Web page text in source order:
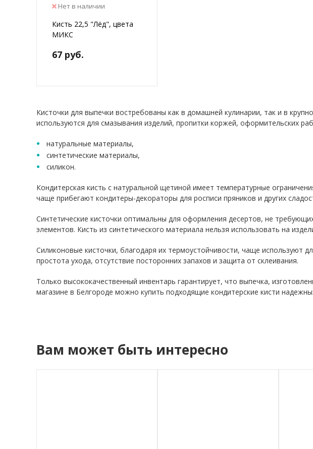
Нет в наличии
Кисть 22,5 "Лёд", цвета
МИКС
67 руб.
Кисточки для выпечки востребованы как в домашней кулинарии, так и в
используются для смазывания изделий, пропитки коржей, оформительских
натуральные материалы,
синтетические материалы,
силикон.
Кондитерская кисть с натуральной щетиной имеет температурные
чаще прибегают кондитеры-декораторы для росписи пряников и других
Синтетические кисточки оптимальны для оформления десертов, не
элементов. Кисть из синтетического материала нельзя использовать на
Силиконовые кисточки, благодаря их термоустойчивости, чаще используют
простота ухода, отсутствие посторонних запахов и защита от склеивания.
Только высококачественный инвентарь гарантирует, что выпечка,
магазине в Белгороде можно купить подходящие кондитерские кисти
Вам может быть интересно